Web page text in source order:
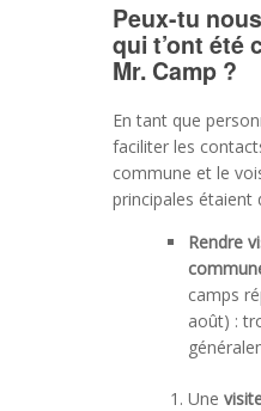
Peux-tu
qui t’ont été
Mr. Camp ?
En tant que
faciliter les
commune et le
principales étaient
Rendre
camps
août) :
Une